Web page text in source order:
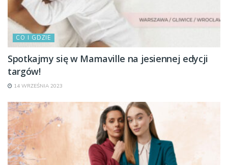
CO I GDZIE
Spotkajmy się w Mamaville na jesiennej edycji
targów!
14 WRZEŚNIA 2023